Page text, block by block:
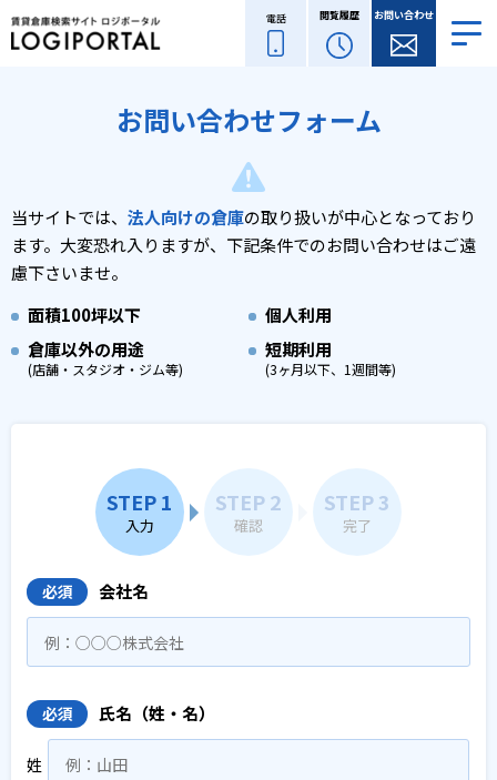
電話 閲覧履歴 お問い合わせ
お問い合わせフォーム
当サイトでは、 法人向けの倉庫の取り扱いが中心となっており
ます。 大変恐れ入りますが、下記条件でのお問い合わせはご遠
慮下さいませ。
面積100坪以下
個人利用
倉庫以外の用途
(店舗・スタジオ・ジム等)
短期利用
(3ヶ月以下、1週間等)
STEP 1
入力
STEP 2
確認
STEP 3
完了
必須 会社名
必須 氏名（姓・名）
姓